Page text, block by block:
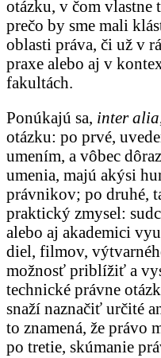
otázku, v čom vlastne
prečo by sme mali
oblasti práva, či už v
praxe alebo aj v
fakultách.
Ponúkajú sa, inter alia
otázku: po prvé,
umením, a vôbec
umenia, majú akýsi
právnikov; po druhé,
praktický zmysel:
alebo aj akademici
diel, filmov,
možnosť priblížiť a
technické právne
snaží naznačiť určité
to znamená, že právo
po tretie, skúmanie